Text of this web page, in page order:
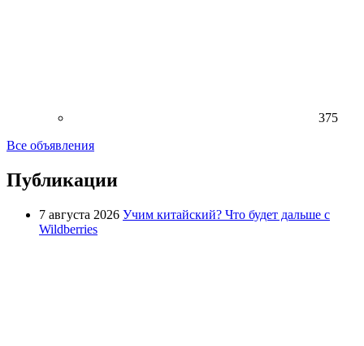
375
Все объявления
Публикации
7 августа 2026 Учим китайский? Что будет дальше с
Wildberries